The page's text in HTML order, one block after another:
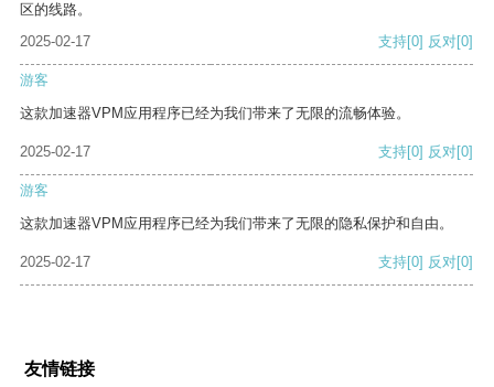
区的线路。
2025-02-17
支持[0] 反对[0]
游客
这款加速器VPM应用程序已经为我们带来了无限的流畅体验。
2025-02-17 支持[0] 反对[0]
游客
这款加速器VPM应用程序已经为我们带来了无限的隐私保护和自由。
2025-02-17 支持[0] 反对[0]
友情链接